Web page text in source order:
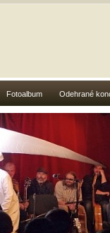
Fotoalbum Odehrané